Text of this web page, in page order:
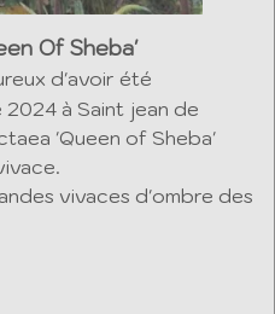
Of Sheba'
d'avoir été
à Saint jean de
'Queen of Sheba'
vivaces d'ombre des